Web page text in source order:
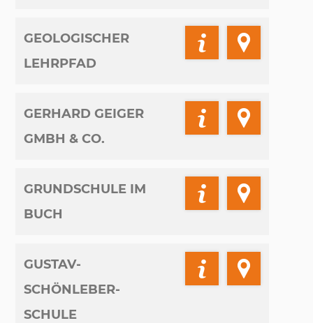
GEOLOGISCHER
LEHRPFAD
GERHARD GEIGER
GMBH & CO.
GRUNDSCHULE IM
BUCH
GUSTAV-
SCHÖNLEBER-
SCHULE